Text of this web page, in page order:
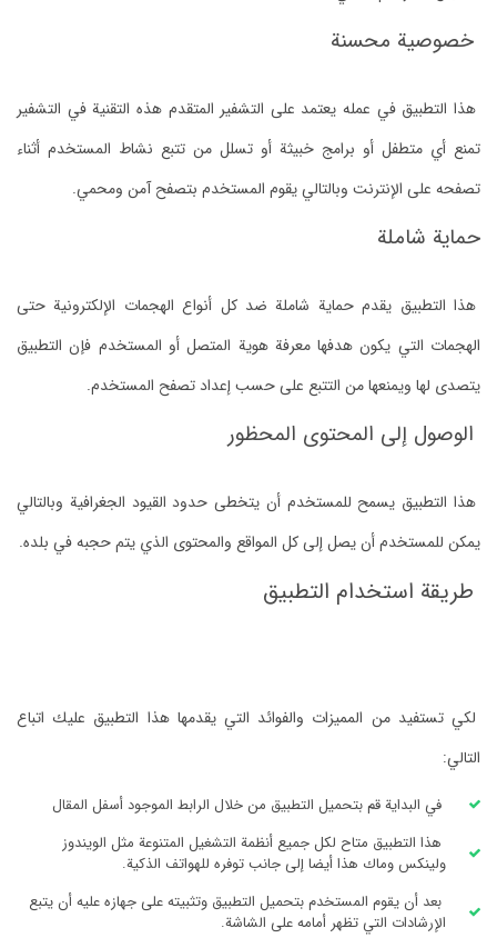
خصوصية محسنة
هذا التطبيق في عمله يعتمد على التشفير المتقدم هذه التقنية في التشفير
تمنع أي متطفل أو برامج خبيثة أو تسلل من تتبع نشاط المستخدم أثناء
تصفحه على الإنترنت وبالتالي يقوم المستخدم بتصفح آمن ومحمي.
حماية شاملة
هذا التطبيق يقدم حماية شاملة ضد كل أنواع الهجمات الإلكترونية حتى
الهجمات التي يكون هدفها معرفة هوية المتصل أو المستخدم فإن التطبيق
يتصدى لها ويمنعها من التتبع على حسب إعداد تصفح المستخدم.
الوصول إلى المحتوى المحظور
هذا التطبيق يسمح للمستخدم أن يتخطى حدود القيود الجغرافية وبالتالي
يمكن للمستخدم أن يصل إلى كل المواقع والمحتوى الذي يتم حجبه في بلده.
طريقة استخدام التطبيق
لكي تستفيد من المميزات والفوائد التي يقدمها هذا التطبيق عليك اتباع
التالي:
في البداية قم بتحميل التطبيق من خلال الرابط الموجود أسفل المقال
هذا التطبيق متاح لكل جميع أنظمة التشغيل المتنوعة مثل الويندوز
ولينكس وماك هذا أيضا إلى جانب توفره للهواتف الذكية.
بعد أن يقوم المستخدم بتحميل التطبيق وتثبيته على جهازه عليه أن يتبع
الإرشادات التي تظهر أمامه على الشاشة.